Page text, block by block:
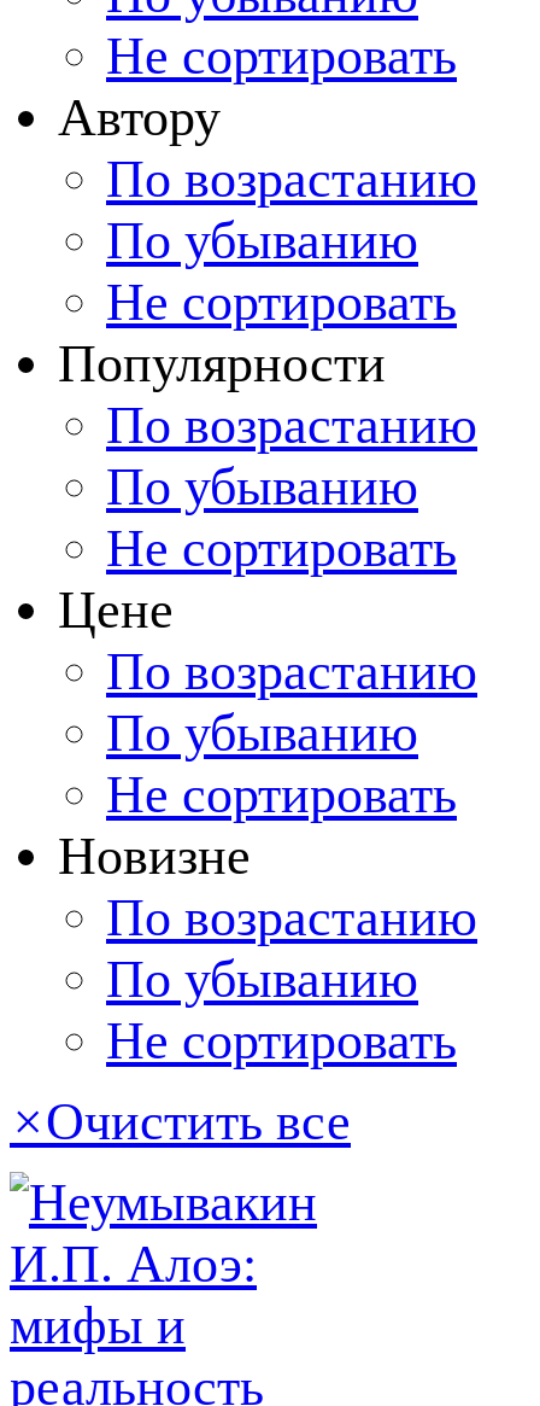
Не сортировать
Автору
По возрастанию
По убыванию
Не сортировать
Популярности
По возрастанию
По убыванию
Не сортировать
Цене
По возрастанию
По убыванию
Не сортировать
Новизне
По возрастанию
По убыванию
Не сортировать
×Очистить все